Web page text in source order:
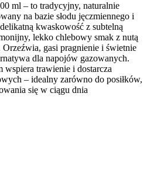
ml – to tradycyjny, naturalnie
na bazie słodu jęczmiennego i
kwaskowość z subtelną
lekko chlebowy smak z nutą
gasi pragnienie i świetnie
dla napojów gazowanych.
wspiera trawienie i dostarcza
– idealny zarówno do posiłków,
się w ciągu dnia